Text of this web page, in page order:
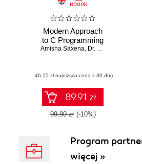
ebook
Modern Approach
to C Programming
Amisha Saxena, Dr. Nancy Arya
(46,15 zł najniższa cena z 30 dni)
89.91 zł
99.90 zł (-10%)
Program
więcej »